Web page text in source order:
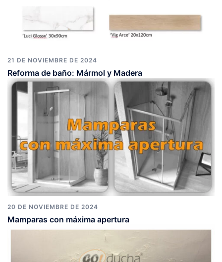
21 DE NOVIEMBRE DE 2024
Reforma de baño: Mármol y Madera
20 DE NOVIEMBRE DE 2024
Mamparas con máxima apertura